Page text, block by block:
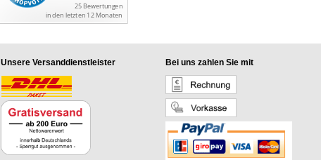
Unsere Versanddienstleister Bei uns zahlen Sie mit